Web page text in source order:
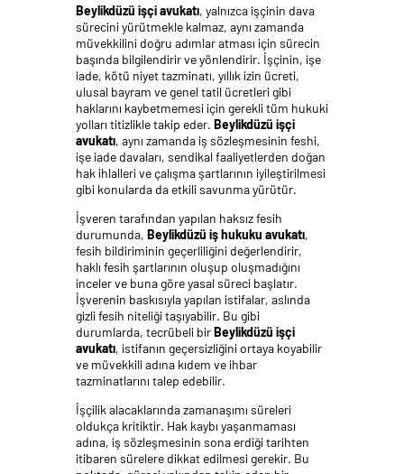
Beylikdüzü işçi avukatı, yalnızca işçinin dava
sürecini yürütmekle kalmaz, aynı zamanda
müvekkilini doğru adımlar atması için sürecin
başında bilgilendirir ve yönlendirir. İşçinin, işe
iade, kötü niyet tazminatı, yıllık izin ücreti,
ulusal bayram ve genel tatil ücretleri gibi
haklarını kaybetmemesi için gerekli tüm hukuki
yolları titizlikle takip eder. Beylikdüzü işçi
avukatı, aynı zamanda iş sözleşmesinin feshi,
işe iade davaları, sendikal faaliyetlerden doğan
hak ihlalleri ve çalışma şartlarının iyileştirilmesi
gibi konularda da etkili savunma yürütür.
İşveren tarafından yapılan haksız fesih
durumunda, Beylikdüzü iş hukuku avukatı,
fesih bildiriminin geçerliliğini değerlendirir,
haklı fesih şartlarının oluşup oluşmadığını
inceler ve buna göre yasal süreci başlatır.
İşverenin baskısıyla yapılan istifalar, aslında
gizli fesih niteliği taşıyabilir. Bu gibi
durumlarda, tecrübeli birBeylikdüzü işçi
avukatı, istifanın geçersizliğini ortaya koyabilir
ve müvekkili adına kıdem ve ihbar
tazminatlarını talep edebilir.
İşçilik alacaklarında zamanaşımı süreleri
oldukça kritiktir. Hak kaybı yaşanmaması
adına, iş sözleşmesinin sona erdiği tarihten
itibaren sürelere dikkat edilmesi gerekir. Bu